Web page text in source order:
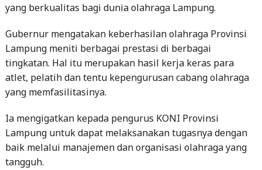
yang berkualitas bagi dunia olahraga Lampung.
Gubernur mengatakan keberhasilan olahraga Provinsi
Lampung meniti berbagai prestasi di berbagai
tingkatan. Hal itu merupakan hasil kerja keras para
atlet, pelatih dan tentu kepengurusan cabang olahraga
yang memfasilitasinya.
Ia mengigatkan kepada pengurus KONI Provinsi
Lampung untuk dapat melaksanakan tugasnya dengan
baik melalui manajemen dan organisasi olahraga yang
tangguh.